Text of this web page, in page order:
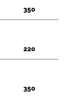
350
220
350